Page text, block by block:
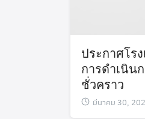
ประกาศโร
การดำเนิน
ชั่วคราว
มีนาคม 30,